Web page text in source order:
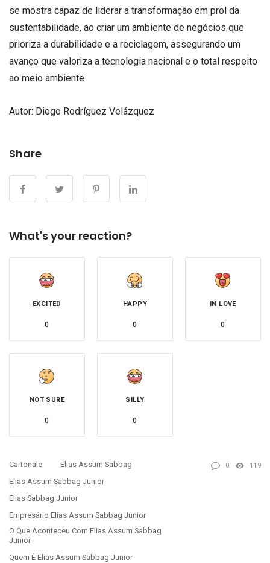
se mostra capaz de liderar a transformação em prol da
sustentabilidade, ao criar um ambiente de negócios que
prioriza a durabilidade e a reciclagem, assegurando um
avanço que valoriza a tecnologia nacional e o total respeito
ao meio ambiente.
Autor: Diego Rodríguez Velázquez
Share
What's your reaction?
EXCITED
0
HAPPY
0
IN LOVE
0
NOT SURE
0
SILLY
0
Cartonale
Elias Assum Sabbag
Elias Assum Sabbag Junior
Elias Sabbag Junior
Empresário Elias Assum Sabbag Junior
O Que Aconteceu Com Elias Assum Sabbag
Junior
Quem É Elias Assum Sabbag Junior
0 119